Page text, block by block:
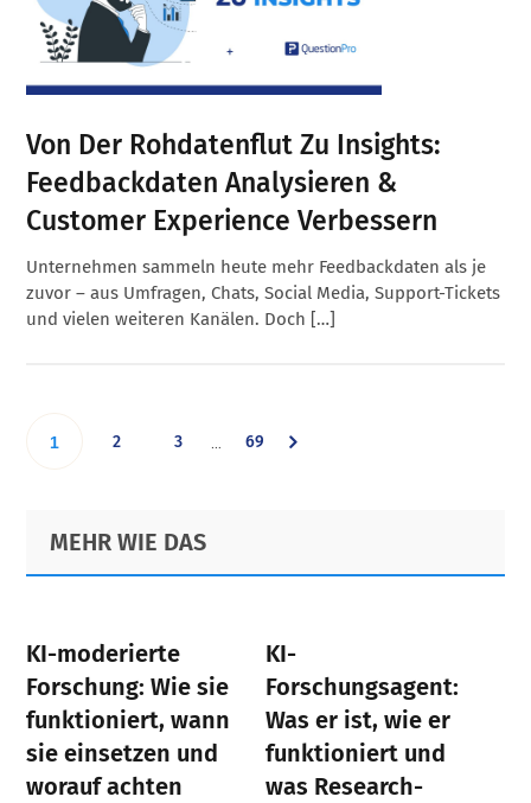
Von Der Rohdatenflut Zu Insights:
Feedbackdaten Analysieren &
Customer Experience Verbessern
Unternehmen sammeln heute mehr Feedbackdaten als je
zuvor – aus Umfragen, Chats, Social Media, Support-Tickets
und vielen weiteren Kanälen. Doch […]
Go
page
1 Go
page
2 Go
page
3
pagesGo
69
Primary
Sidebar
Footer
MEHR WIE DAS
KI-moderierte
Forschung: Wie sie
funktioniert, wann
sie einsetzen und
worauf achten
KI-
Forschungsagent:
Was er ist, wie er
funktioniert und
was Research-